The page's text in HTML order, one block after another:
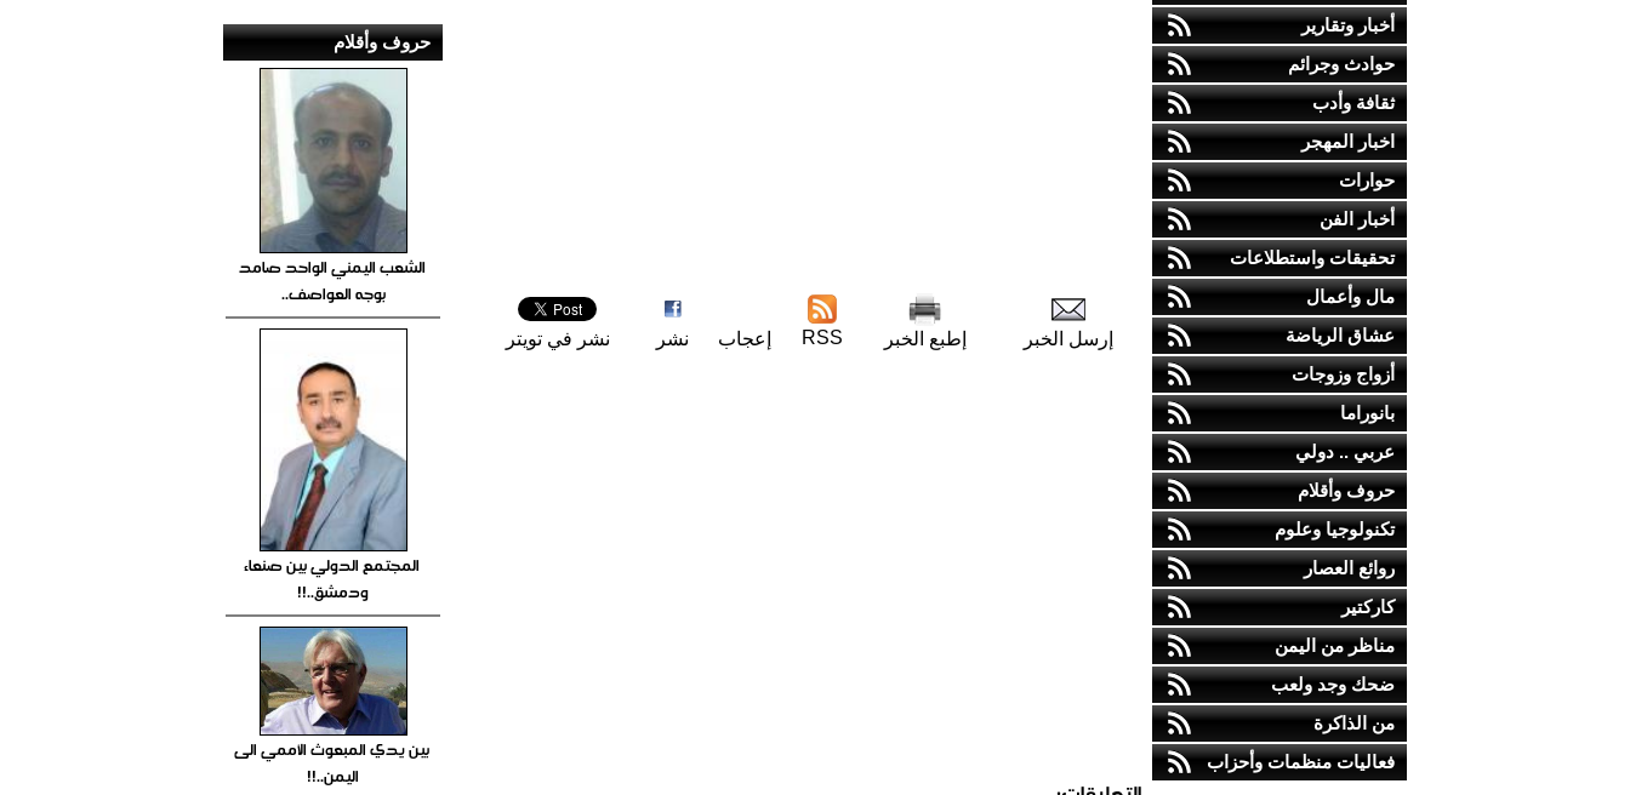
أخبار وتقارير
حوادث وجرائم
ثقافة وأدب
اخبار المهجر
حوارات
أخبار الفن
تحقيقات واستطلاعات
مال وأعمال
عشاق الرياضة
أزواج وزوجات
بانوراما
عربي .. دولي
حروف وأقلام
تكنولوجيا وعلوم
روائع العصار
كاركتير
مناظر من اليمن
ضحك وجد ولعب
من الذاكرة
فعاليات منظمات وأحزاب
إرسل الخبر إطبع الخبر RSS إعجاب نشر نشر في تويتر
حروف وأقلام
الشعب اليمني الواحد صامد
بوجه العواصف..
المجتمع الدولي بين صنعاء
ودمشق..!!
بين يدي المبعوث الأممي الى
اليمن..!!